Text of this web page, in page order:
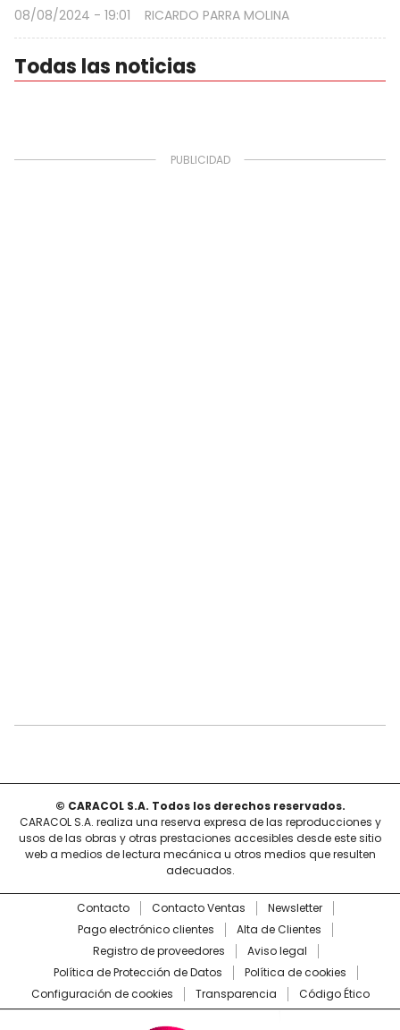
08/08/2024 - 19:01 RICARDO PARRA MOLINA
Todas las noticias
© CARACOL S.A. Todos los derechos reservados.
CARACOL S.A. realiza una reserva expresa de las reproducciones y
usos de las obras y otras prestaciones accesibles desde este sitio
web a medios de lectura mecánica u otros medios que resulten
adecuados.
Contacto Contacto Ventas
Newsletter
Pago electrónico clientes
Alta de Clientes
Registro de proveedores
Aviso legal
Política de Protección de Datos
Política de cookies
Configuración de cookies
Transparencia Código Ético